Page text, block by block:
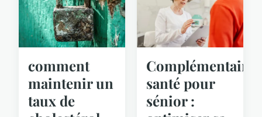
comment
maintenir un
taux de
Complémentaire
santé pour
sénior :